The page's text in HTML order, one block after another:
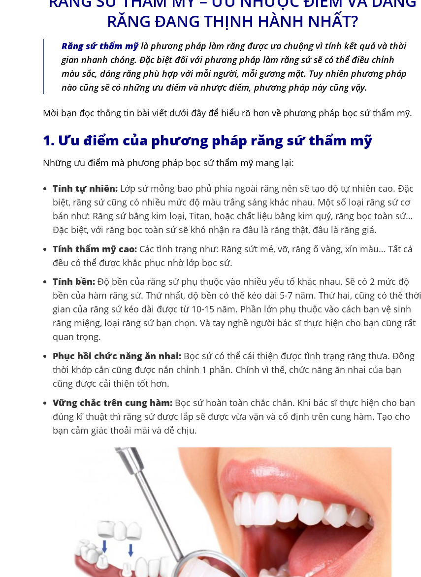
RĂNG ĐANG THỊNH HÀNH NHẤT?
Răng sứ thẩm mỹ là phương pháp làm răng được ưa chuộng vì tính kết quả và thời
gian nhanh chóng. Đặc biệt đối với phương pháp làm răng sứ sẽ có thể điều chỉnh
màu sắc, dáng răng phù hợp với mỗi người, mỗi gương mặt. Tuy nhiên phương pháp
nào cũng sẽ có những ưu điểm và nhược điểm, phương pháp này cũng vậy.
Mời bạn đọc thông tin bài viết dưới đây để hiểu rõ hơn về phương pháp bọc sứ thẩm mỹ.
1. Ưu điểm của phương pháp răng sứ thẩm mỹ
Những ưu điểm mà phương pháp bọc sứ thẩm mỹ mang lại:
Tính tự nhiên: Lớp sứ mỏng bao phủ phía ngoài răng nên sẽ tạo độ tự nhiên cao. Đặc
biệt, răng sứ cũng có nhiều mức độ màu trắng sáng khác nhau. Một số loại răng sứ cơ
bản như: Răng sứ bằng kim loại, Titan, hoặc chất liệu bằng kim quý, răng bọc toàn sứ…
Đặc biệt, với răng bọc toàn sứ sẽ khó nhận ra đâu là răng thật, đâu là răng giả.
Tính thẩm mỹ cao: Các tình trạng như: Răng sứt mẻ, vỡ, răng ố vàng, xỉn màu… Tất cả
đều có thể được khắc phục nhờ lớp bọc sứ.
Tính bền: Độ bền của răng sứ phụ thuộc vào nhiều yếu tố khác nhau. Sẽ có 2 mức độ
bền của hàm răng sứ. Thứ nhất, độ bền có thể kéo dài 5-7 năm. Thứ hai, cũng có thể thời
gian của răng sứ kéo dài được từ 10-15 năm. Phần lớn phụ thuộc vào cách bạn vệ sinh
răng miệng, loại răng sứ bạn chọn. Và tay nghề người bác sĩ thực hiện cho bạn cũng rất
quan trọng.
Phục hồi chức năng ăn nhai: Bọc sứ có thể cải thiện được tình trạng răng thưa. Đồng
thời khớp cắn cũng được nắn chỉnh 1 phần. Chính vì thế, chức năng ăn nhai của bạn
cũng được cải thiện tốt hơn.
Vững chắc trên cung hàm: Bọc sứ hoàn toàn chắc chắn. Khi bác sĩ thực hiện cho bạn
đúng kĩ thuật thì răng sứ được lắp sẽ được vừa vặn và cố định trên cung hàm. Tạo cho
bạn cảm giác thoải mái và dễ chịu.